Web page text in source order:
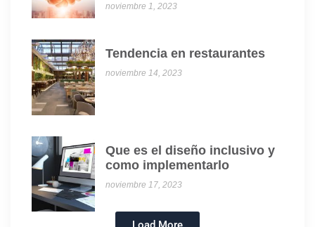
noviembre 1, 2023
Tendencia en restaurantes
noviembre 14, 2023
Que es el diseño inclusivo y
como implementarlo
noviembre 17, 2023